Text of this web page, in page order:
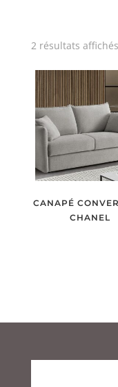
2 résultats affichés
CANAPÉ
CHANEL